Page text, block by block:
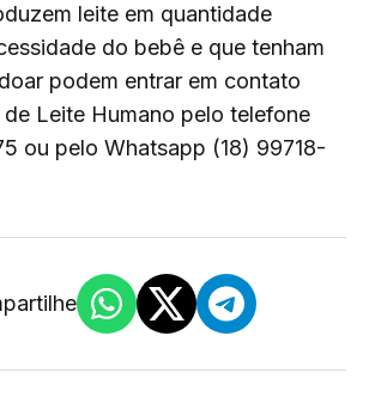
leite em quantidade
do bebê e que tenham
podem entrar em contato
Leite Humano pelo telefone
ou pelo Whatsapp (18) 99718-